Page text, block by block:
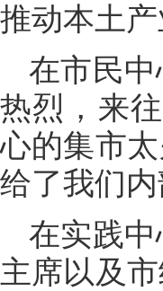
推动本土
在市民
热烈，来
心的集市
给了我们
在实践
主席以及